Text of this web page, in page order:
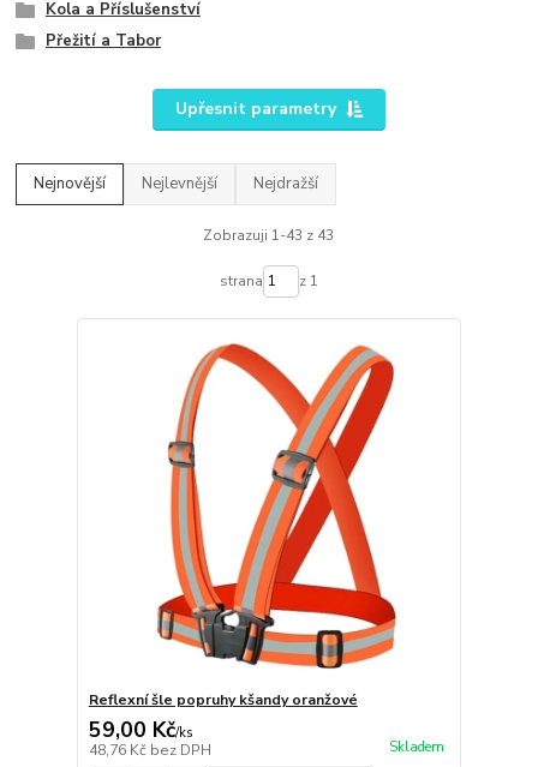
Kola a Příslušenství
Přežití a Tabor
Upřesnit parametry
Nejnovější Nejlevnější Nejdražší
Zobrazuji 1-43 z 43
strana z 1
Reflexní šle popruhy kšandy oranžové
59,00 Kč/ks
48,76 Kč bez DPH Skladem